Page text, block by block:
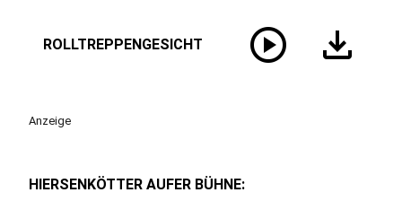
ROLLTREPPENGESICHT play_circle download
Anzeige
HIERSENKÖTTER AUFER BÜHNE: